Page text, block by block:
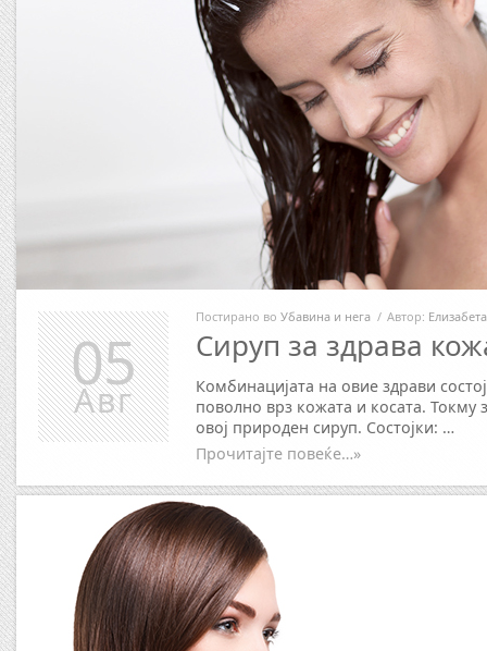
Постирано во Убавина и нега / Автор:
Сируп за здрава
Комбинацијата на овие здрави
поволно врз кожата и косата. Токму
овој природен сируп. Состојки: …
Прочитајте повеќе…»
05
Авг